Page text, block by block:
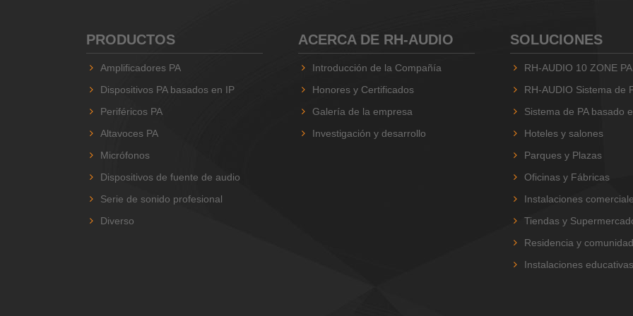
PRODUCTOS
Amplificadores PA
Dispositivos PA basados ​​en IP
Periféricos PA
Altavoces PA
Micrófonos
Dispositivos de fuente de audio
Serie de sonido profesional
Diverso
ACERCA DE RH-AUDIO
Introducción de la Compañía
Honores y Certificados
Galería de la empresa
Investigación y desarrollo
SOLUCIONES
RH-AUDIO 10 ZONE
RH-AUDIO Sistema de PA
Sistema de PA basado en
Hoteles y salones
Parques y Plazas
Oficinas y Fábricas
Instalaciones
Tiendas y
Residencia y comunidad
Instalaciones educativas y